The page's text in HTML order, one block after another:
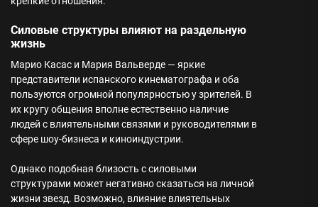
Силовые структуры влияют на раздельную
жизнь
Марио Касас и Мария Вальверде — яркие
представители испанского кинематографа и оба
пользуются огромной популярностью у зрителей. В
их кругу общения вполне естественно наличие
людей с влиятельными связями и руководителями в
сфере шоу-бизнеса и киноиндустрии.
Однако подобная близость с силовыми
структурами может негативно сказаться на личной
жизни звезд. Возможно, влияние влиятельных